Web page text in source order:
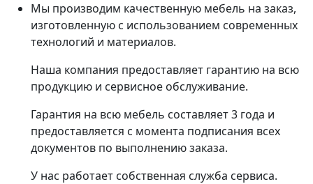
Мы производим качественную мебель на заказ,
изготовленную с использованием современных
технологий и материалов.
Наша компания предоставляет гарантию на всю
продукцию и сервисное обслуживание.
Гарантия на всю мебель составляет 3 года и
предоставляется с момента подписания всех
документов по выполнению заказа.
У нас работает собственная служба сервиса.